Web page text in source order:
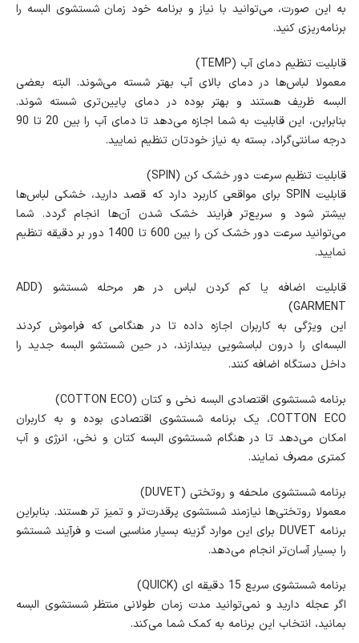
به این صورت، می‌توانید با نیاز و برنامه خود زمان شستشوی البسه را
برنامه‌ریزی کنید.
قابلیت تنظیم دمای آب (TEMP)
معمولا لباس‌ها در دمای بالای آب بهتر شسته می‌شوند. البته بعضی
البسه ظریف هستند و بهتر بوده در دمای پایین‌تری شسته شوند.
بنابراین، این قابلیت به شما اجازه می‌دهد تا دمای آب را بین 20 تا 90
درجه سانتی‌گراد، بسته به نیاز خودتان تنظیم نمایید.
قابلیت تنظیم سرعت دور خشک کن (SPIN)
قابلیت SPIN برای مواقعی کاربرد دارد که قصد دارید، خشکی لباس‌ها
بیشتر شود و سریع‌تر فرایند خشک شدن آن‌ها انجام گردد. شما
می‌توانید سرعت دور خشک کن را بین 600 تا 1400 دور بر دقیقه تنظیم
نمایید.
قابلیت اضافه یا کم کردن لباس در هر مرحله شستشو (ADD
GARMENT)
این ویژگی به کاربران اجازه داده تا در هنگامی که فراموش کردند
البسه‌ای را درون لباسشویی بیندازند، در حین شستشو البسه جدید را
داخل دستگاه اضافه کنند.
برنامه شستشوی اقتصادی البسه نخی و کتان (COTTON ECO)
COTTON ECO، یک برنامه شستشوی اقتصادی بوده و به کاربران
امکان می‌دهد تا در هنگام شستشوی البسه کتان و نخی، انرژی و آب
کمتری مصرف نمایند.
برنامه شستشوی ملحفه و روتختی (DUVET)
معمولا روتختی‌ها نیازمند شستشوی پرقدرت‌تر و تمیز تر هستند. بنابراین
برنامه DUVET برای این موارد گزینه بسیار مناسبی است و فرآیند شستشو
را بسیار آسان‌تر انجام می‌دهد.
برنامه شستشوی سریع 15 دقیقه ای (QUICK)
اگر عجله دارید و نمی‌توانید مدت زمان طولانی منتظر شستشوی البسه
بمانید، انتخاب این برنامه به کمک شما می‌کند.